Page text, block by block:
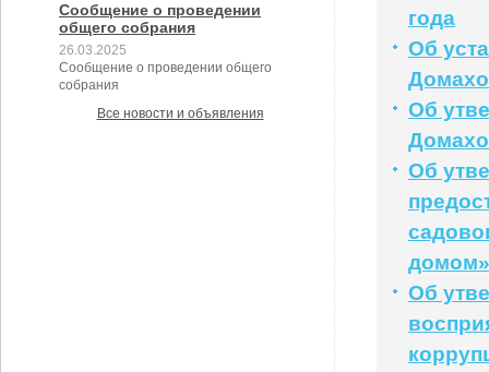
Сообщение о проведении
общего собрания
26.03.2025
Сообщение о проведении общего
собрания
Все новости и объявления
года
Об
Об
Об
домом»
Об